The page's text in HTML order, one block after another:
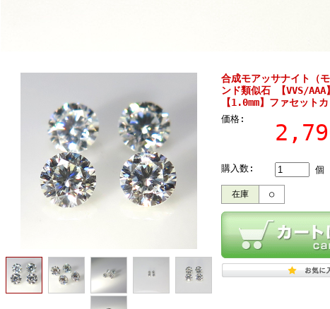
合成モアッサナイト（
ンド類似石 【VVS/
【1.0mm】ファセット
価格:
購入数: 個
在庫 ○